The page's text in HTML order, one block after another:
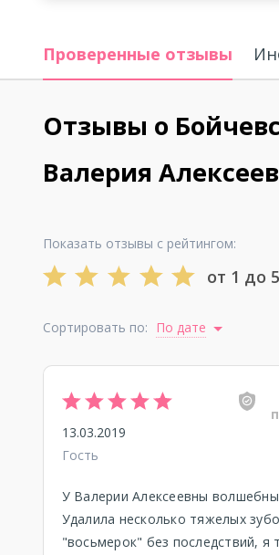
Проверенные отзывы
Отзывы о
Валерия
Показать отзывы с рейтингом:
от 1 до 5
Сортировать по: По дате
13.03.2019
Гость
У Валерии Алексеевны
Удалила несколько тяжелых
"восьмерок" без последствий, я